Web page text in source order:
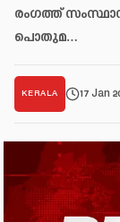
രംഗത്ത്
പൊതുമ…
KERALA 17 Jan